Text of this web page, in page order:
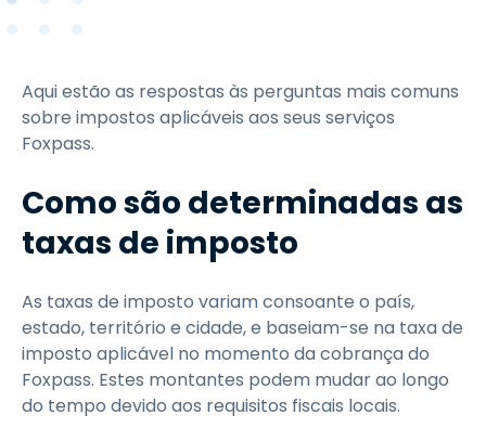
Aqui estão as respostas às perguntas mais comuns
sobre impostos aplicáveis aos seus serviços
Foxpass.
Como são determinadas as
taxas de imposto
As taxas de imposto variam consoante o país,
estado, território e cidade, e baseiam-se na taxa de
imposto aplicável no momento da cobrança do
Foxpass. Estes montantes podem mudar ao longo
do tempo devido aos requisitos fiscais locais.